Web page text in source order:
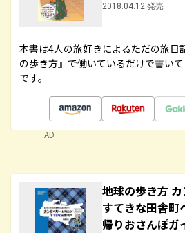
2018.04.12 発売
本書は4人の旅好きによるただの旅日
の歩き方』で働いているだけで書い
です。
AD
地球の歩き方
すてきな田舎町
帰りおさんぽガ